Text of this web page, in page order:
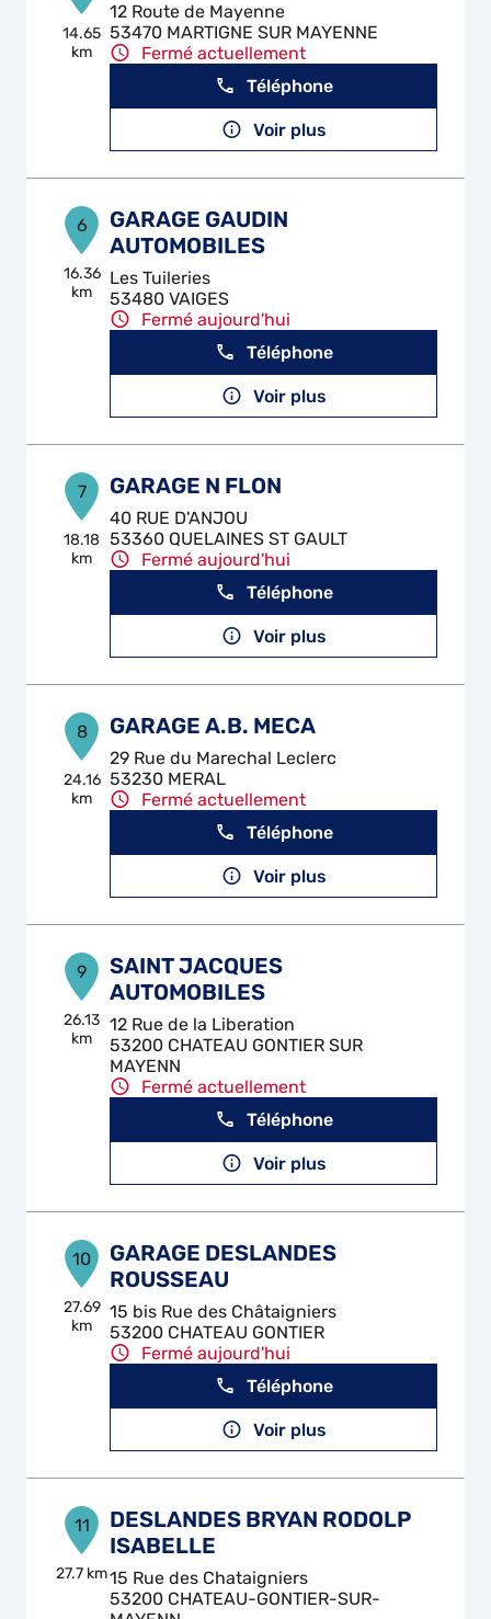
14.65
km
12 Route de Mayenne
53470 MARTIGNE SUR MAYENNE
Fermé actuellement
Téléphone
Voir plus
6
16.36
km
GARAGE GAUDIN
AUTOMOBILES
Les Tuileries
53480 VAIGES
Fermé aujourd'hui
Téléphone
Voir plus
7
18.18
km
GARAGE N FLON
40 RUE D'ANJOU
53360 QUELAINES ST GAULT
Fermé aujourd'hui
Téléphone
Voir plus
8
24.16
km
GARAGE A.B. MECA
29 Rue du Marechal Leclerc
53230 MERAL
Fermé actuellement
Téléphone
Voir plus
9
26.13
km
SAINT JACQUES
AUTOMOBILES
12 Rue de la Liberation
53200 CHATEAU GONTIER SUR
MAYENN
Fermé actuellement
Téléphone
Voir plus
10
27.69
km
GARAGE DESLANDES
ROUSSEAU
15 bis Rue des Châtaigniers
53200 CHATEAU GONTIER
Fermé aujourd'hui
Téléphone
Voir plus
11
27.7 km
DESLANDES BRYAN RODOLP
ISABELLE
15 Rue des Chataigniers
53200 CHATEAU-GONTIER-SUR-